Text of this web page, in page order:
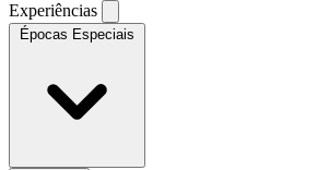
Experiências
Épocas Especiais